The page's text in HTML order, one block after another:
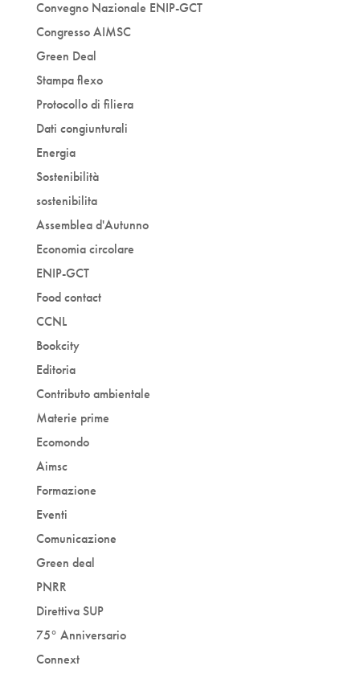
Convegno Nazionale ENIP-GCT
Congresso AIMSC
Green Deal
Stampa flexo
Protocollo di filiera
Dati congiunturali
Energia
Sostenibilità
sostenibilita
Assemblea d'Autunno
Economia circolare
ENIP-GCT
Food contact
CCNL
Bookcity
Editoria
Contributo ambientale
Materie prime
Ecomondo
Aimsc
Formazione
Eventi
Comunicazione
Green deal
PNRR
Direttiva SUP
75° Anniversario
Connext